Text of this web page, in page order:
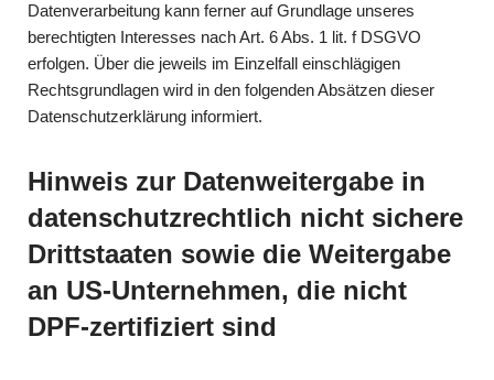
Datenverarbeitung kann ferner auf Grundlage unseres
berechtigten Interesses nach Art. 6 Abs. 1 lit. f DSGVO
erfolgen. Über die jeweils im Einzelfall einschlägigen
Rechtsgrundlagen wird in den folgenden Absätzen dieser
Datenschutzerklärung informiert.
Hinweis zur Datenweitergabe in
datenschutzrechtlich nicht sichere
Drittstaaten sowie die Weitergabe
an US-Unternehmen, die nicht
DPF-zertifiziert sind